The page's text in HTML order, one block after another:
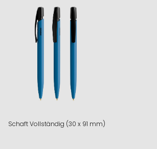
Schaft Vollständig (30 x 91 mm)